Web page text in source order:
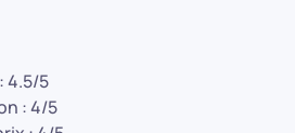
4.5/5
: 4/5